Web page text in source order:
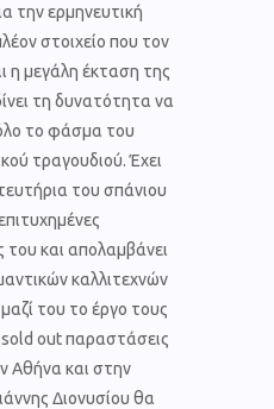
την ερμηνευτική
στοιχείο που τον
η μεγάλη έκταση της
τη δυνατότητα να
το φάσμα του
τραγουδιού. Έχει
του σπάνιου
του και απολαμβάνει
καλλιτεχνών
του το έργο τους
sold out παραστάσεις
Αθήνα και στην
Διονυσίου θα